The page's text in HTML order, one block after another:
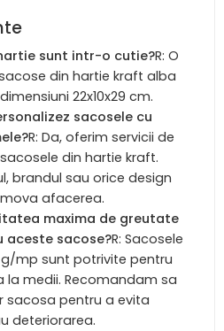
sunt intr-o cutie?R: O
din hartie kraft alba
22x10x29 cm.
sacosele cu
R: Da, oferim servicii de
din hartie kraft.
brandul sau orice design
afacerea.
maxima de greutate
aceste sacose?R: Sacosele
mp sunt potrivite pentru
la medii. Recomandam sa
sacosa pentru a evita
deteriorarea.